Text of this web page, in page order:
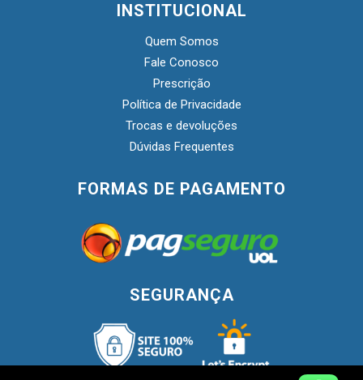
INSTITUCIONAL
Quem Somos
Fale Conosco
Prescrição
Política de Privacidade
Trocas e devoluções
Dúvidas Frequentes
FORMAS DE PAGAMENTO
SEGURANÇA